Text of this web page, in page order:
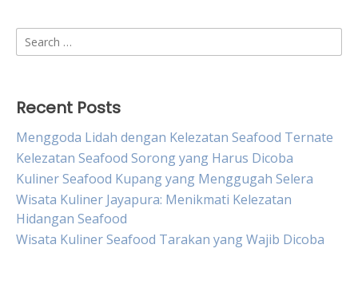
Search
for:
Recent Posts
Menggoda Lidah dengan Kelezatan Seafood Ternate
Kelezatan Seafood Sorong yang Harus Dicoba
Kuliner Seafood Kupang yang Menggugah Selera
Wisata Kuliner Jayapura: Menikmati Kelezatan
Hidangan Seafood
Wisata Kuliner Seafood Tarakan yang Wajib Dicoba